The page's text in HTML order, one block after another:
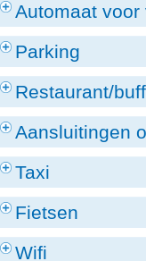
Automaat
Parking
Restaurant/
Aansluitingen
Taxi
Fietsen
Wifi